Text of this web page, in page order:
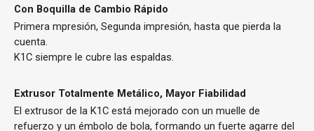
Con Boquilla de Cambio Rápido
Primera mpresión, Segunda impresión, hasta que pierda la
cuenta.
K1C siempre le cubre las espaldas.
Extrusor Totalmente Metálico, Mayor Fiabilidad
El extrusor de la K1C está mejorado con un muelle de
refuerzo y un émbolo de bola, formando un fuerte agarre del